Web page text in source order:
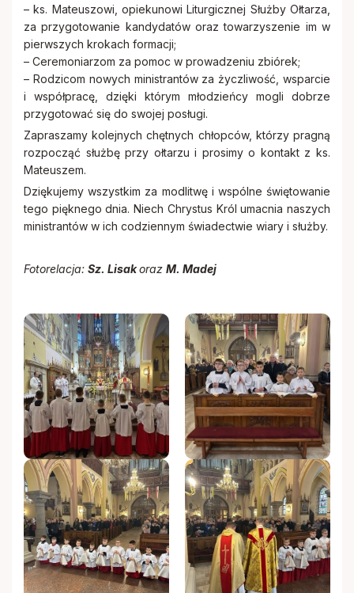
– ks. Mateuszowi, opiekunowi Liturgicznej Służby Ołtarza,
za przygotowanie kandydatów oraz towarzyszenie im w
pierwszych krokach formacji;
– Ceremoniarzom za pomoc w prowadzeniu zbiórek;
– Rodzicom nowych ministrantów za życzliwość, wsparcie
i współpracę, dzięki którym młodzieńcy mogli dobrze
przygotować się do swojej posługi.
Zapraszamy kolejnych chętnych chłopców, którzy pragną
rozpocząć służbę przy ołtarzu i prosimy o kontakt z ks.
Mateuszem.
Dziękujemy wszystkim za modlitwę i wspólne świętowanie
tego pięknego dnia. Niech Chrystus Król umacnia naszych
ministrantów w ich codziennym świadectwie wiary i służby.
Fotorelacja: Sz. Lisakoraz M. Madej